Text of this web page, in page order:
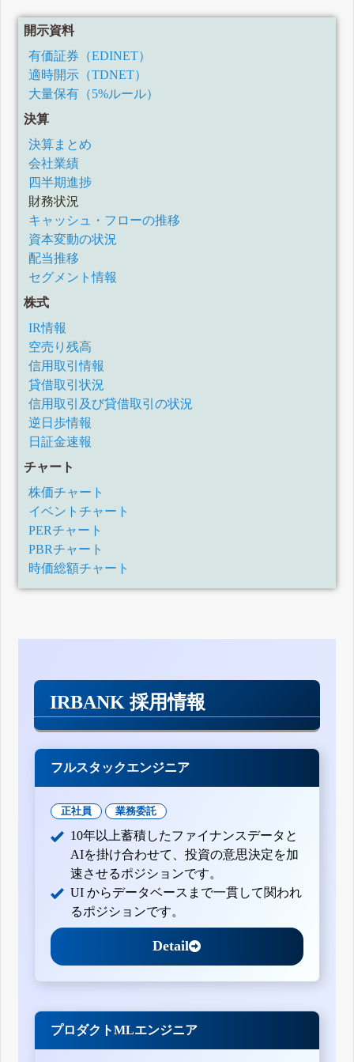
2024年3月期第3四半期決算短信〔日本基準〕(連結)
2024年3月期第2四半期決算短信〔日本基準〕(連結)
2024年3月期第1四半期決算短信〔日本基準〕(連結)
(訂正・数値データ訂正)「2023年3月期決算短信〔日本基
準〕(連結)」の一部訂正について
2023年3月期決算短信〔日本基準〕(連結)
2023年3月期第3四半期決算短信〔日本基準〕(連結)
2023年3月期第1四半期決算短信〔日本基準〕(連結)
2022年3月期決算短信〔日本基準〕(連結)
2022年3月期第3四半期決算短信〔日本基準〕(連結)
2022年3月期第2四半期決算短信〔日本基準〕(連結)
2022年3月期第1四半期決算短信〔日本基準〕(連結)
(訂正・数値データ訂正)「2021年3月期決算短信〔日本基
準〕(連結)」の一部訂正について
2021年3月期決算短信〔日本基準〕(連結)
2021年3月期第3四半期決算短信〔日本基準〕(連結)
2021年3月期第1四半期決算短信〔日本基準〕(連結)
2020年3月期決算短信〔日本基準〕(連結)
2020年3月期第3四半期決算短信〔日本基準〕(連結)
2020年3月期第2四半期決算短信〔日本基準〕(連結)
2020年3月期第1四半期決算短信〔日本基準〕(連結)
(訂正・数値データ訂正)「2019年3月期決算短信〔日本基
準〕(連結)」の一部訂正について
2019年3月期決算短信〔日本基準〕(連結)
2019年3月期第3四半期決算短信〔日本基準〕(連結)
平成31年3月期第1四半期決算短信〔日本基準〕(連結)
平成30年3月期決算短信〔日本基準〕(連結)
平成30年3月期第3四半期決算短信〔日本基準〕(連結)
平成30年3月期第2四半期決算短信〔日本基準〕(連結)
平成30年3月期第1四半期決算短信〔日本基準〕(連結)
平成29年3月期決算短信〔日本基準〕(連結)
平成29年3月期第3四半期決算短信〔日本基準〕(連結)
平成29年3月期第2四半期決算短信〔日本基準〕(連結)
平成28年3月期第3四半期決算短信〔日本基準〕(連結)
平成27年3月期決算短信〔日本基準〕(連結)
平成27年3月期第3四半期決算短信〔日本基準〕(連結)
平成27年3月期第2四半期決算短信〔日本基準〕(連結)
〔日本基準〕(連結)」の一部訂正について
平成27年3月期第1四半期決算短信〔日本基準〕(連結)
配)に関するお知らせ」におけるXBRLデータの一部訂正に
ついて
平成26年3月期期末配当予想の修正(増配)に関するお知らせ
平成26年3月期第3四半期決算短信〔日本基準〕(連結)
平成26年3月期第2四半期決算短信〔日本基準〕(連結)
開示資料
有価証券（EDINET）
適時開示（TDNET）
大量保有（5%ルール）
決算
決算まとめ
会社業績
四半期進捗
財務状況
キャッシュ・フローの推移
資本変動の状況
配当推移
セグメント情報
株式
IR情報
空売り残高
信用取引情報
貸借取引状況
信用取引及び貸借取引の状況
逆日歩情報
日証金速報
チャート
株価チャート
イベントチャート
PERチャート
PBRチャート
時価総額チャート
IRBANK 採用情報
フルスタックエンジニア
正社員 業務委託
10年以上蓄積したファイナンスデータと
AIを掛け合わせて、投資の意思決定を加
速させるポジションです。
UI からデータベースまで一貫して関われ
るポジションです。
Detail
プロダクトMLエンジニア